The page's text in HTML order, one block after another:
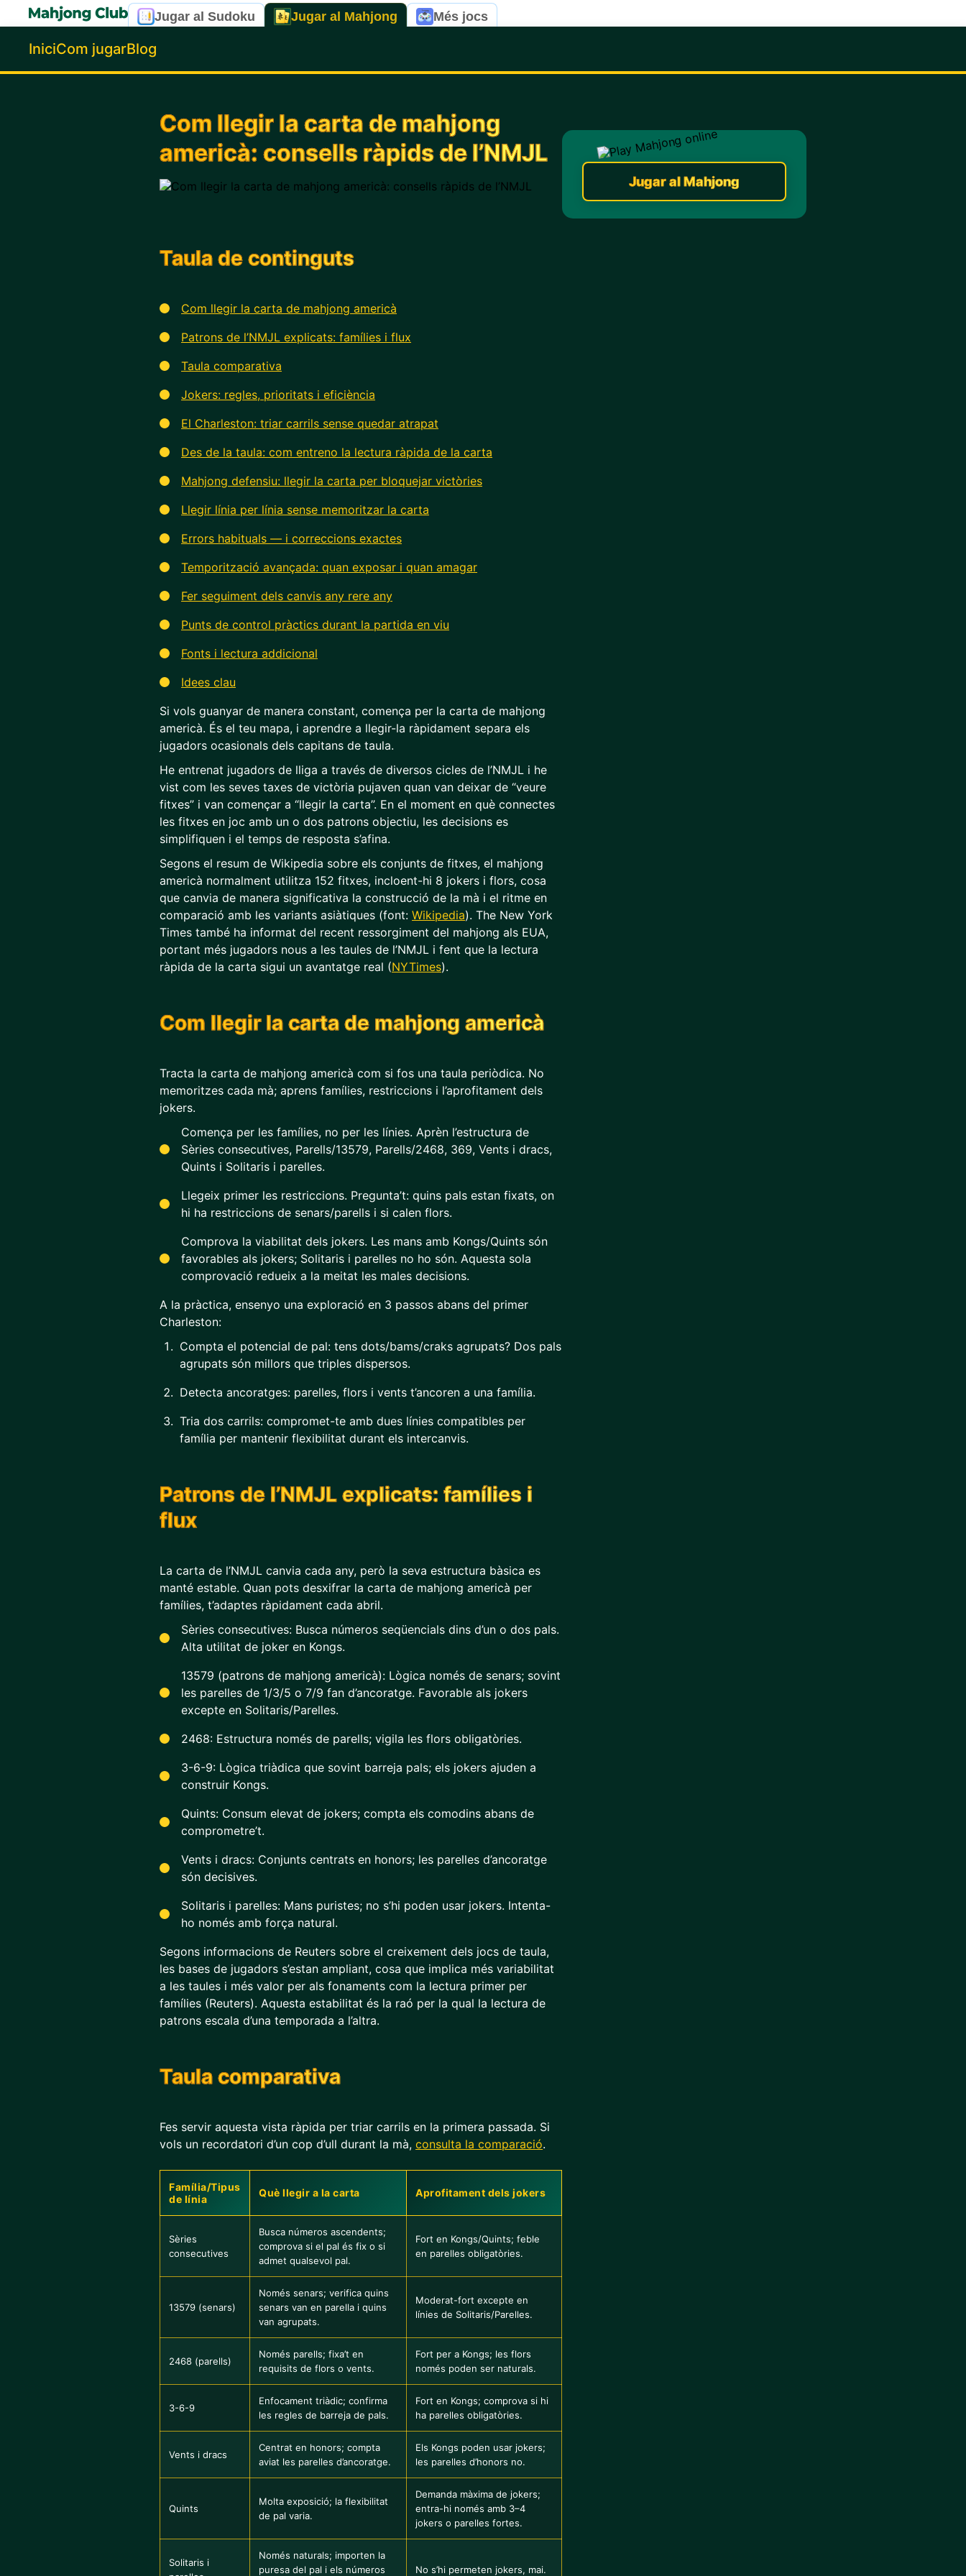
Jugar al Sudoku Jugar al Mahjong Més jocs
IniciCom jugarBlog
Com llegir la carta de mahjong
americà: consells ràpids de l’NMJL
Taula de continguts
Com llegir la carta de mahjong americà
Patrons de l’NMJL explicats: famílies i flux
Taula comparativa
Jokers: regles, prioritats i eficiència
El Charleston: triar carrils sense quedar atrapat
Des de la taula: com entreno la lectura ràpida de la carta
Mahjong defensiu: llegir la carta per bloquejar victòries
Llegir línia per línia sense memoritzar la carta
Errors habituals — i correccions exactes
Temporització avançada: quan exposar i quan amagar
Fer seguiment dels canvis any rere any
Punts de control pràctics durant la partida en viu
Fonts i lectura addicional
Idees clau
Si vols guanyar de manera constant, comença per la carta de mahjong
americà. És el teu mapa, i aprendre a llegir-la ràpidament separa els
jugadors ocasionals dels capitans de taula.
He entrenat jugadors de lliga a través de diversos cicles de l’NMJL i he
vist com les seves taxes de victòria pujaven quan van deixar de “veure
fitxes” i van començar a “llegir la carta”. En el moment en què connectes
les fitxes en joc amb un o dos patrons objectiu, les decisions es
simplifiquen i el temps de resposta s’afina.
Segons el resum de Wikipedia sobre els conjunts de fitxes, el mahjong
americà normalment utilitza 152 fitxes, incloent-hi 8 jokers i flors, cosa
que canvia de manera significativa la construcció de la mà i el ritme en
comparació amb les variants asiàtiques (font: Wikipedia). The New York
Times també ha informat del recent ressorgiment del mahjong als EUA,
portant més jugadors nous a les taules de l’NMJL i fent que la lectura
ràpida de la carta sigui un avantatge real (NYTimes).
Com llegir la carta de mahjong americà
Tracta la carta de mahjong americà com si fos una taula periòdica. No
memoritzes cada mà; aprens famílies, restriccions i l’aprofitament dels
jokers.
Comença per les famílies, no per les línies. Aprèn l’estructura de
Sèries consecutives, Parells/13579, Parells/2468, 369, Vents i dracs,
Quints i Solitaris i parelles.
Llegeix primer les restriccions. Pregunta’t: quins pals estan fixats, on
hi ha restriccions de senars/parells i si calen flors.
Comprova la viabilitat dels jokers. Les mans amb Kongs/Quints són
favorables als jokers; Solitaris i parelles no ho són. Aquesta sola
comprovació redueix a la meitat les males decisions.
A la pràctica, ensenyo una exploració en 3 passos abans del primer
Charleston:
Compta el potencial de pal: tens dots/bams/craks agrupats? Dos pals
agrupats són millors que triples dispersos.
Detecta ancoratges: parelles, flors i vents t’ancoren a una família.
Tria dos carrils: compromet-te amb dues línies compatibles per
família per mantenir flexibilitat durant els intercanvis.
Patrons de l’NMJL explicats: famílies i
flux
La carta de l’NMJL canvia cada any, però la seva estructura bàsica es
manté estable. Quan pots desxifrar la carta de mahjong americà per
famílies, t’adaptes ràpidament cada abril.
Sèries consecutives: Busca números seqüencials dins d’un o dos pals.
Alta utilitat de joker en Kongs.
13579 (patrons de mahjong americà): Lògica només de senars; sovint
les parelles de 1/3/5 o 7/9 fan d’ancoratge. Favorable als jokers
excepte en Solitaris/Parelles.
2468: Estructura només de parells; vigila les flors obligatòries.
3-6-9: Lògica triàdica que sovint barreja pals; els jokers ajuden a
construir Kongs.
Quints: Consum elevat de jokers; compta els comodins abans de
comprometre’t.
Vents i dracs: Conjunts centrats en honors; les parelles d’ancoratge
són decisives.
Solitaris i parelles: Mans puristes; no s’hi poden usar jokers. Intenta-
ho només amb força natural.
Segons informacions de Reuters sobre el creixement dels jocs de taula,
les bases de jugadors s’estan ampliant, cosa que implica més variabilitat
a les taules i més valor per als fonaments com la lectura primer per
famílies (Reuters). Aquesta estabilitat és la raó per la qual la lectura de
patrons escala d’una temporada a l’altra.
Taula comparativa
Fes servir aquesta vista ràpida per triar carrils en la primera passada. Si
vols un recordatori d’un cop d’ull durant la mà, consulta la comparació.
Família/Tipus
de línia
Què llegir a la carta Aprofitament dels jokers
Sèries
consecutives
Busca números ascendents;
comprova si el pal és fix o si
admet qualsevol pal.
Fort en Kongs/Quints; feble
en parelles obligatòries.
13579 (senars)
Només senars; verifica quins
senars van en parella i quins
van agrupats.
Moderat-fort excepte en
línies de Solitaris/Parelles.
2468 (parells)
Només parells; fixa’t en
requisits de flors o vents.
Fort per a Kongs; les flors
només poden ser naturals.
3-6-9
Enfocament triàdic; confirma
les regles de barreja de pals.
Fort en Kongs; comprova si hi
ha parelles obligatòries.
Vents i dracs
Centrat en honors; compta
aviat les parelles d’ancoratge.
Els Kongs poden usar jokers;
les parelles d’honors no.
Quints
Molta exposició; la flexibilitat
de pal varia.
Demanda màxima de jokers;
entra-hi només amb 3–4
jokers o parelles fortes.
Solitaris i
Només naturals; importen la
puresa del pal i els números
No s’hi permeten jokers, mai.
Jugar al Mahjong